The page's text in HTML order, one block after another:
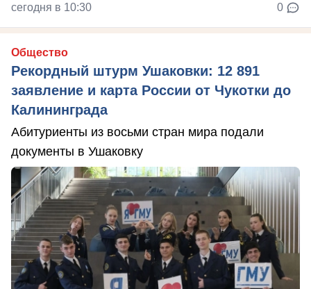
сегодня в 10:30 0
Общество
Рекордный штурм Ушаковки: 12 891
заявление и карта России от Чукотки до
Калининграда
Абитуриенты из восьми стран мира подали
документы в Ушаковку